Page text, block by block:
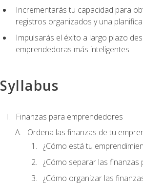
Incrementarás tu capacidad para
registros organizados y una
Impulsarás el éxito a largo plazo
emprendedoras más inteligentes
Syllabus
Finanzas para emprendedores
Ordena las finanzas de tu
¿Cómo está tu
¿Cómo separar las
¿Cómo organizar las